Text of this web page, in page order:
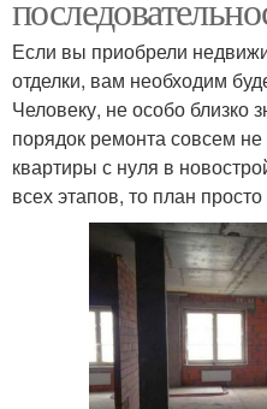
Если вы приобрели
отделки, вам необходим
Человеку, не особо близко
порядок ремонта совсем
квартиры с нуля в
всех этапов, то план